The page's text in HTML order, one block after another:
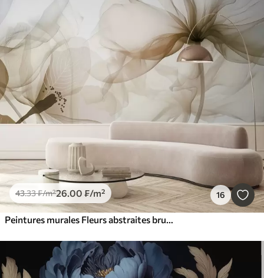
43.33₣/m²26.00 ₣/m² 16
Peintures murales Fleurs abstraites brunes aux pétales doux et translucides et aux détails délicats, sur fond blanc